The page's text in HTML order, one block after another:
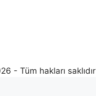
- Tüm hakları saklıdır